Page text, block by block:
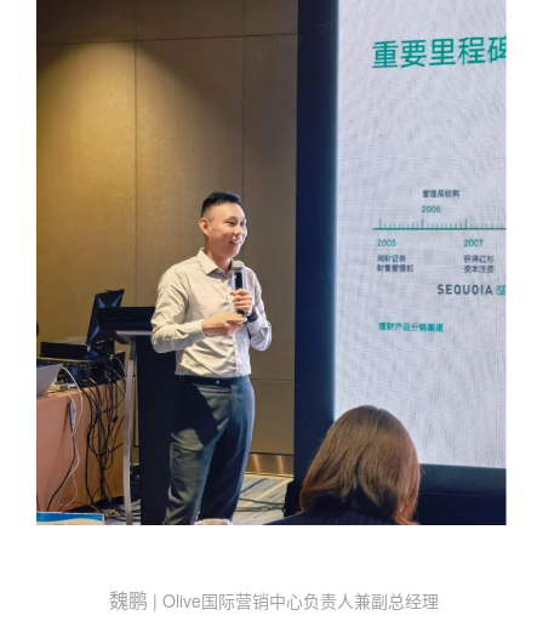
魏鹏 | Olive国际营销中心负责人兼副总经理